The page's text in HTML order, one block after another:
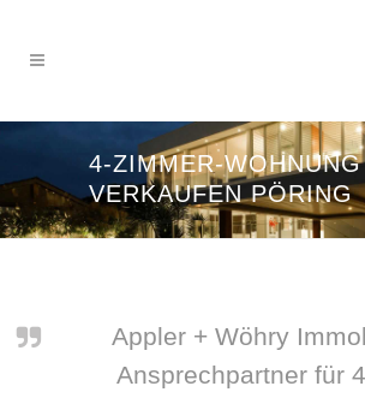
4-ZIMMER-WOHNUNG
VERKAUFEN PÖRING
Appler + Wöhry
Ansprechpartner für